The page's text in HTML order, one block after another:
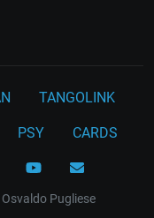
TANGOLINK
PSY CARDS
Osvaldo Pugliese